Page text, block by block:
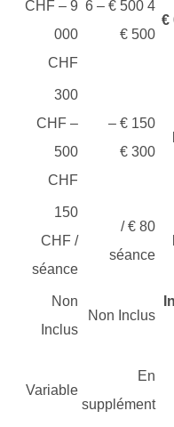
4 500 € – 6
500 €
CHF – 9
000
CHF
150 € –
300 €
300
CHF –
500
CHF
80 € /
séance
150
CHF /
séance
Non Inclus
Non
Inclus
En
supplément
Variable